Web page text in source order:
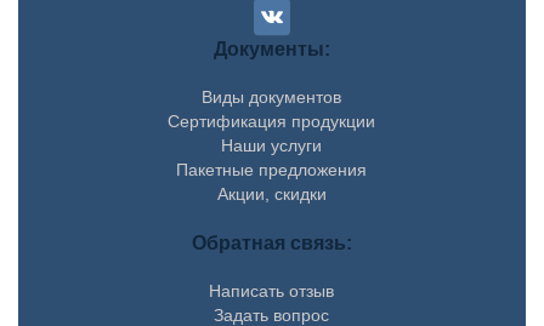
Документы:
Виды документов
Сертификация продукции
Наши услуги
Пакетные предложения
Акции, скидки
Обратная связь:
Написать отзыв
Задать вопрос